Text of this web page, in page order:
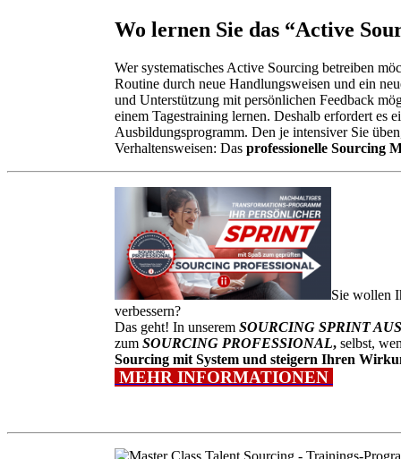
Wo lernen Sie das “Active
Wer systematisches Active Sourcing betreiben
Routine durch neue Handlungsweisen und ein
und Unterstützung mit persönlichen Feedback
einem Tagestraining lernen. Deshalb erfordert es
Ausbildungsprogramm. Den je intensiver Sie
Verhaltensweisen: Das professionelle Sourcing
Sie wollen
verbessern?
Das geht! In unserem SOURCING SPRINT
zum SOURCING PROFESSIONAL, selbst,
Sourcing mit System und steigern Ihren
MEHR INFORMATIONEN